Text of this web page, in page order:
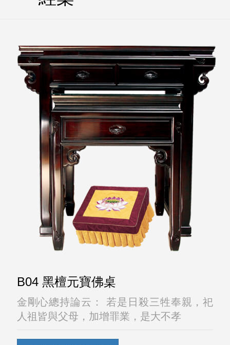
B04 黑檀元寶佛桌
金剛心總持論云： 若是日殺三牲奉親，祀
人祖皆與父母，加增罪業，是大不孝